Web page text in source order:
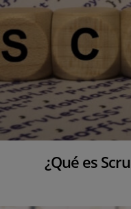
¿Qué es